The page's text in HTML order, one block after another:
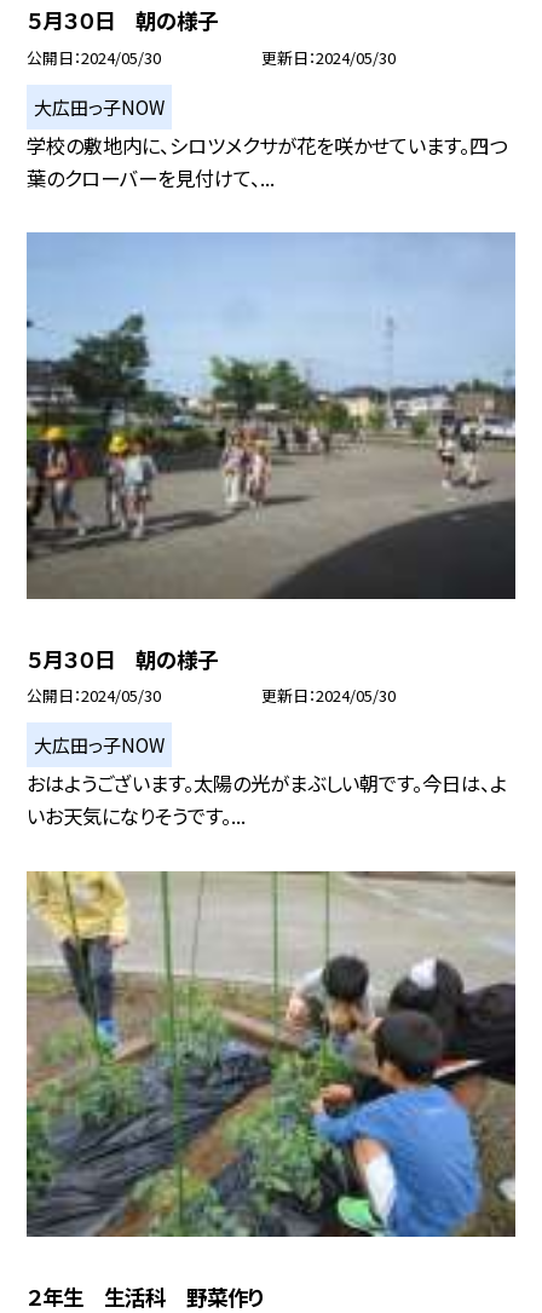
５月３０日 朝の様子
公開日 2024/05/30 更新日 2024/05/30
大広田っ子NOW
学校の敷地内に、シロツメクサが花を咲かせています。四つ
葉のクローバーを見付けて、...
５月３０日 朝の様子
公開日 2024/05/30 更新日 2024/05/30
大広田っ子NOW
おはようございます。太陽の光がまぶしい朝です。今日は、よ
いお天気になりそうです。...
２年生 生活科 野菜作り